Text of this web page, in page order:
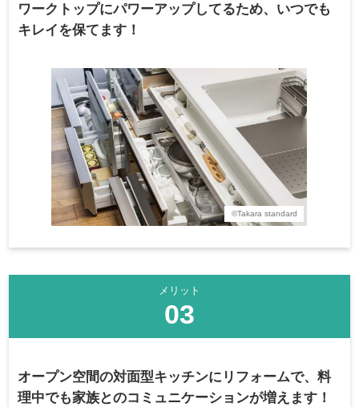
ワークトップにパワーアップしてるため、いつでも
キレイを保てます！
©Takara standard
メリット
03
オープン空間の対面型キッチンにリフォームで、料
理中でも家族とのコミュニケーションが増えます！